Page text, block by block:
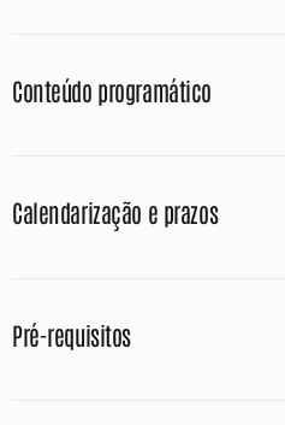
Conteúdo programático
Calendarização e prazos
Pré-requisitos